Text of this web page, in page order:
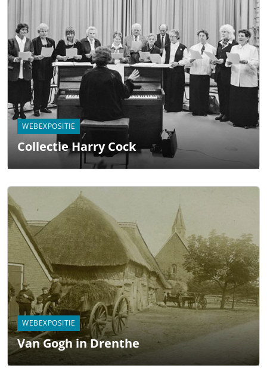
WEBEXPOSITIE
Collectie Harry Cock
WEBEXPOSITIE
Van Gogh in Drenthe